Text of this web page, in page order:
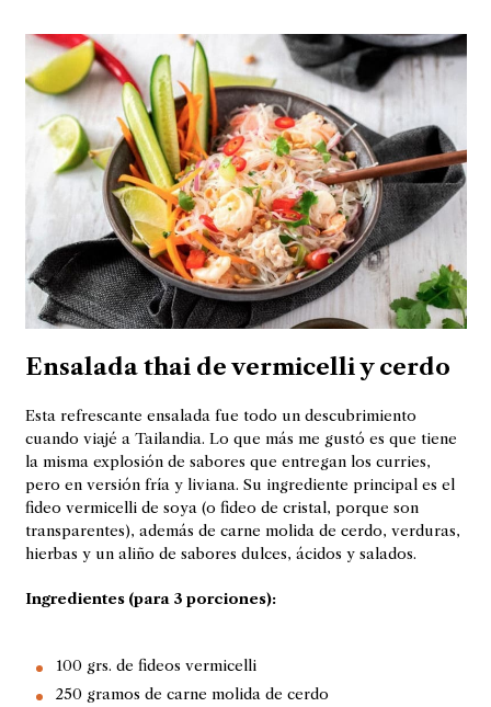
Ensalada thai de vermicelli y cerdo
Esta refrescante ensalada fue todo un descubrimiento
cuando viajé a Tailandia. Lo que más me gustó es que tiene
la misma explosión de sabores que entregan los curries,
pero en versión fría y liviana. Su ingrediente principal es el
fideo vermicelli de soya (o fideo de cristal, porque son
transparentes), además de carne molida de cerdo, verduras,
hierbas y un aliño de sabores dulces, ácidos y salados.
Ingredientes (para 3 porciones):
100 grs. de fideos vermicelli
250 gramos de carne molida de cerdo